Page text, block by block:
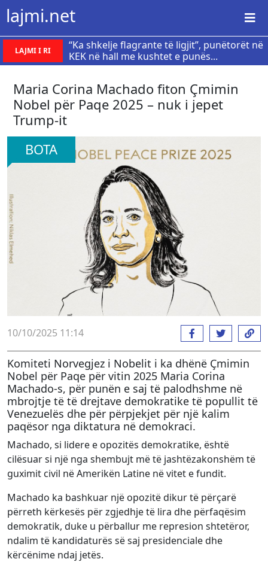
lajmi.net
LAJMI I RI
“Ka shkelje flagrante të ligjit”, punëtorët në
KEK në hall me kushtet e punës...
Maria Corina Machado fiton Çmimin
Nobel për Paqe 2025 – nuk i jepet
Trump-it
BOTA
10/10/2025 11:14
Komiteti Norvegjez i Nobelit i ka dhënë Çmimin
Nobel për Paqe për vitin 2025 Maria Corina
Machado-s, për punën e saj të palodhshme në
mbrojtje të të drejtave demokratike të popullit të
Venezuelës dhe për përpjekjet për një kalim
paqësor nga diktatura në demokraci.
Machado, si lidere e opozitës demokratike, është
cilësuar si një nga shembujt më të jashtëzakonshëm të
guximit civil në Amerikën Latine në vitet e fundit.
Machado ka bashkuar një opozitë dikur të përçarë
përreth kërkesës për zgjedhje të lira dhe përfaqësim
demokratik, duke u përballur me represion shtetëror,
ndalim të kandidaturës së saj presidenciale dhe
kërcënime ndaj jetës.